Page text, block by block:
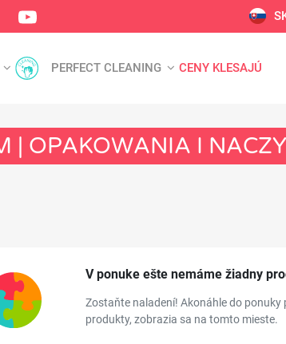
PERFECT CLEANING CENY KLESAJÚ
| OPAKOWANIA I
V ponuke ešte nemáme žiadny
Zostaňte naladení! Akonáhle do ponuky
produkty, zobrazia sa na tomto mieste.